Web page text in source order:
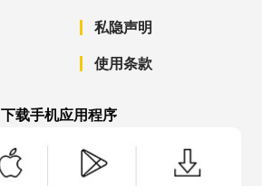
私隐声明
使用条款
下载手机应用程序